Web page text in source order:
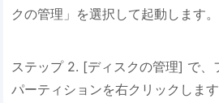
クの管理」を選択して起動します。
ステップ 2. [ディスクの管理] で、
パーティションを右クリックしま